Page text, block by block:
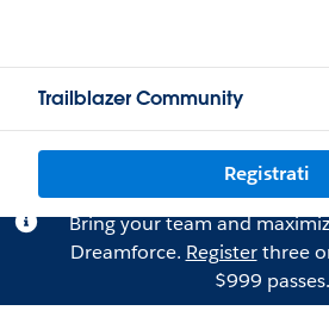
Trailblazer Community
Registrati
Bring your team and
Dreamforce. Registerthree
$999 passes.